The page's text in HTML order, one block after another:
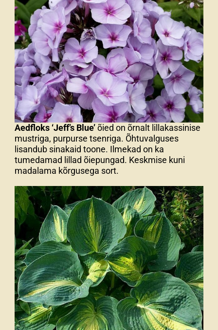
Aedfloks ‘Jeff’s Blue’õied on õrnalt lillakassinise
mustriga, purpurse tsenriga. Õhtuvalguses
lisandub sinakaid toone. Ilmekad on ka
tumedamad lillad õiepungad. Keskmise kuni
madalama kõrgusega sort.